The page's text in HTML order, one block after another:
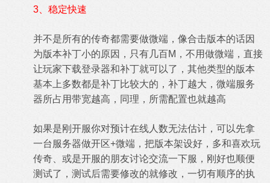
3、稳定快速
并不是所有的传奇都需要做微端，像合击版本的话因
为版本补丁小的原因，只有几百M，不用做微端，直接
让玩家下载登录器和补丁就可以了，其他类型的版本
基本上多数都是补丁比较大的，补丁越大，微端服务
器所占用带宽越高，同理，所需配置也就越高
如果是刚开服你对预计在线人数无法估计，可以先拿
一台服务器做开区+微端，把版本架设好，多和喜欢玩
传奇、或是开服的朋友讨论交流一下服，刚好也顺便
测试了，测试后需要修改的就修改，一切有顺序的执